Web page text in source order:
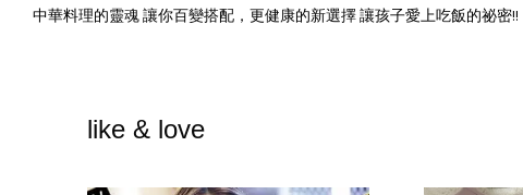
中華料理的靈魂 讓你百變搭配，更健康的新選擇 讓孩子愛上吃飯的祕密
like & love